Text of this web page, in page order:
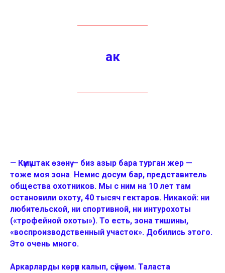
ак
— Күмүштак өзөнү — биз азыр бара турган жер —
тоже моя зона. Немис досум бар, представитель
общества охотников. Мы с ним на 10 лет там
остановили охоту, 40 тысяч гектаров. Никакой: ни
любительской, ни спортивной, ни интурохоты
(«трофейной охоты»). То есть, зона тишины,
«воспроизводственный участок». Добились этого.
Это очень много.
Аркарларды көрүп калып, сүйүнөм. Таласта